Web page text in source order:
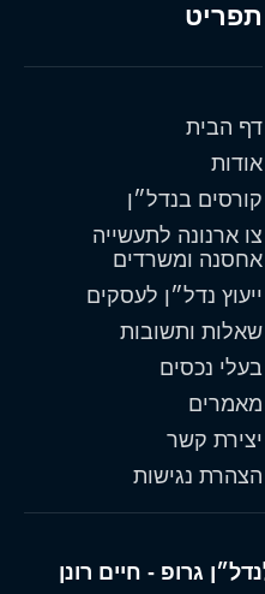
תפריט
דף הבית
אודות
קורסים בנדל״ן
צו ארנונה לתעשייה
אחסנה ומשרדים
ייעוץ נדל״ן לעסקים
שאלות ותשובות
בעלי נכסים
מאמרים
יצירת קשר
הצהרת נגישות
גרופ - חיים רונן